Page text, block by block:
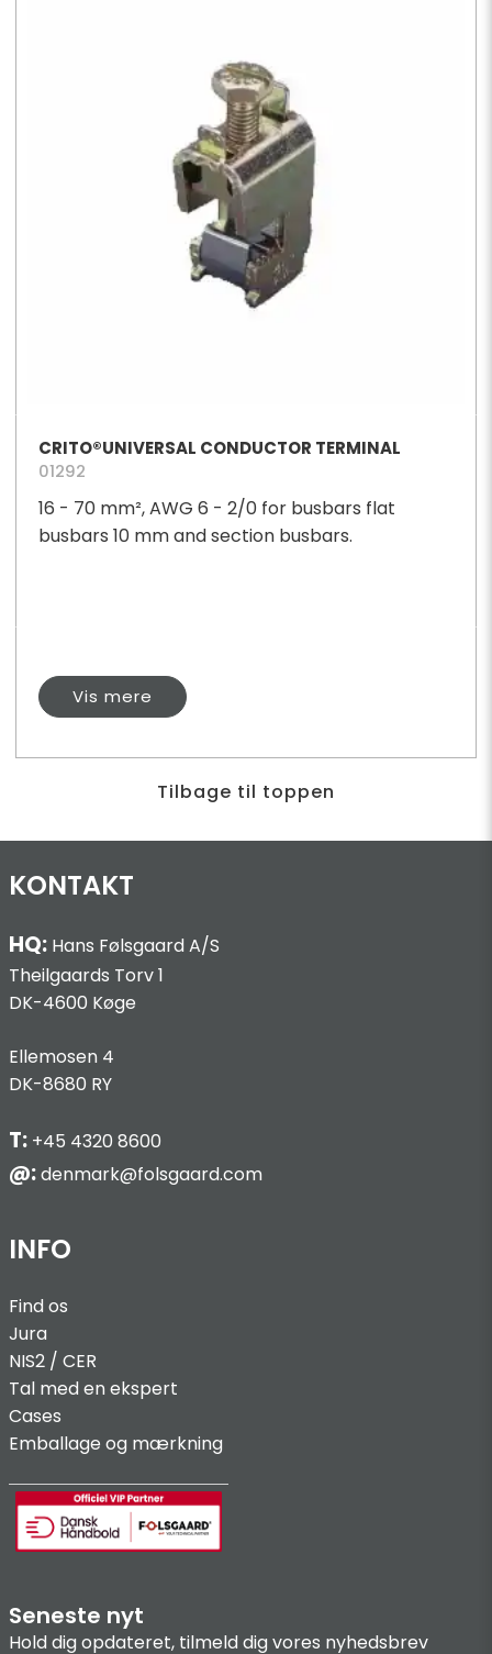
CRITO®UNIVERSAL CONDUCTOR TERMINAL
01292
16 - 70 mm², AWG 6 - 2/0 for busbars flat
busbars 10 mm and section busbars.
Vis mere
Tilbage til toppen
KONTAKT
HQ: Hans Følsgaard A/S
Theilgaards Torv 1
DK-4600 Køge
Ellemosen 4
DK-8680 RY
T: +45 4320 8600
@:denmark@folsgaard.com
INFO
Find os
Jura
NIS2 / CER
Tal med en ekspert
Cases
Emballage og mærkning
Seneste nyt
Hold dig opdateret, tilmeld dig vores nyhedsbrev